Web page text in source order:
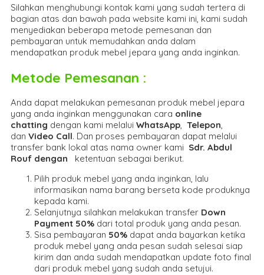
Silahkan menghubungi kontak kami yang sudah tertera di
bagian atas dan bawah pada website kami ini, kami sudah
menyediakan beberapa metode pemesanan dan
pembayaran untuk memudahkan anda dalam
mendapatkan produk mebel jepara yang anda inginkan.
Metode Pemesanan :
Anda dapat melakukan pemesanan produk mebel jepara
yang anda inginkan menggunakan cara online
chatting dengan kami melalui WhatsApp, Telepon,
dan Video Call. Dan proses pembayaran dapat melalui
transfer bank lokal atas nama owner kami Sdr. Abdul
Rouf dengan ketentuan sebagai berikut.
Pilih produk mebel yang anda inginkan, lalu
informasikan nama barang berseta kode produknya
kepada kami.
Selanjutnya silahkan melakukan transfer Down
Payment 50% dari total produk yang anda pesan.
Sisa pembayaran 50% dapat anda bayarkan ketika
produk mebel yang anda pesan sudah selesai siap
kirim dan anda sudah mendapatkan update foto final
dari produk mebel yang sudah anda setujui.